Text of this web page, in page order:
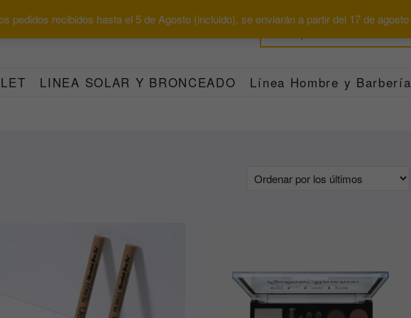
pedidos recibidos hasta el 5 de Agosto (incluido), se enviarán a partir del 17 de agosto
LINEA SOLAR Y BRONCEADO Línea Hombre y Barbería